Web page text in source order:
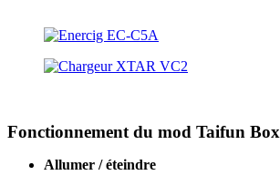
Fonctionnement du mod Taifun Box
Allumer / éteindre